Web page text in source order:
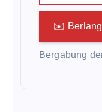
✉️
Bergabung